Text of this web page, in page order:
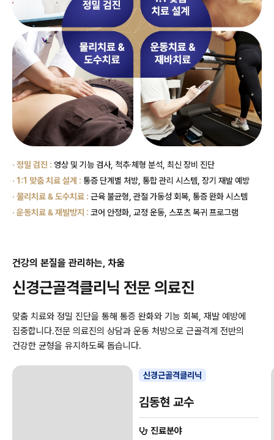
· 정밀 검진 : 영상 및 기능 검사, 척추·체형 분석, 최신 장비 진단
· 1:1 맞춤 치료 설계 : 통증 단계별 처방, 통합 관리 시스템, 장기 재발 예방
· 물리치료 & 도수치료 : 근육 불균형, 관절 가동성 회복, 통증 완화 시스템
· 운동치료 & 재발방지 : 코어 안정화, 교정 운동, 스포츠 복귀 프로그램
건강의 본질을 관리하는, 차움
신경근골격클리닉 전문 의료진
맞춤 치료와 정밀 진단을 통해 통증 완화와 기능 회복, 재발 예방에
집중합니다.전문 의료진의 상담과 운동 처방으로 근골격계 전반의
건강한 균형을 유지하도록 돕습니다.
신경근골격클리닉
김동현 교수
진료분야